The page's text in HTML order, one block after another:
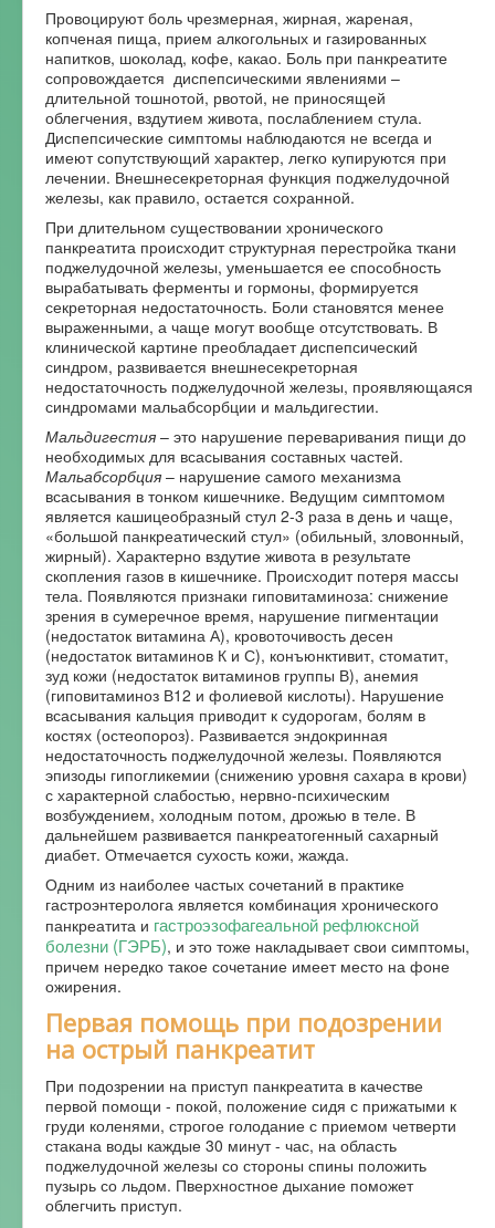
Провоцируют боль чрезмерная, жирная, жареная,
копченая пища, прием алкогольных и газированных
напитков, шоколад, кофе, какао. Боль при панкреатите
сопровождается диспепсическими явлениями –
длительной тошнотой, рвотой, не приносящей
облегчения, вздутием живота, послаблением стула.
Диспепсические симптомы наблюдаются не всегда и
имеют сопутствующий характер, легко купируются при
лечении. Внешнесекреторная функция поджелудочной
железы, как правило, остается сохранной.
При длительном существовании хронического
панкреатита происходит структурная перестройка ткани
поджелудочной железы, уменьшается ее способность
вырабатывать ферменты и гормоны, формируется
секреторная недостаточность. Боли становятся менее
выраженными, а чаще могут вообще отсутствовать. В
клинической картине преобладает диспепсический
синдром, развивается внешнесекреторная
недостаточность поджелудочной железы, проявляющаяся
синдромами мальабсорбции и мальдигестии.
Мальдигестия – это нарушение переваривания пищи до
необходимых для всасывания составных частей.
Мальабсорбция – нарушение самого механизма
всасывания в тонком кишечнике. Ведущим симптомом
является кашицеобразный стул 2-3 раза в день и чаще,
«большой панкреатический стул» (обильный, зловонный,
жирный). Характерно вздутие живота в результате
скопления газов в кишечнике. Происходит потеря массы
тела. Появляются признаки гиповитаминоза: снижение
зрения в сумеречное время, нарушение пигментации
(недостаток витамина А), кровоточивость десен
(недостаток витаминов К и С), конъюнктивит, стоматит,
зуд кожи (недостаток витаминов группы В), анемия
(гиповитаминоз В12 и фолиевой кислоты). Нарушение
всасывания кальция приводит к судорогам, болям в
костях (остеопороз). Развивается эндокринная
недостаточность поджелудочной железы. Появляются
эпизоды гипогликемии (снижению уровня сахара в крови)
с характерной слабостью, нервно-психическим
возбуждением, холодным потом, дрожью в теле. В
дальнейшем развивается панкреатогенный сахарный
диабет. Отмечается сухость кожи, жажда.
Одним из наиболее частых сочетаний в практике
гастроэнтеролога является комбинация хронического
панкреатита и гастроэзофагеальной рефлюксной
болезни (ГЭРБ), и это тоже накладывает свои симптомы,
причем нередко такое сочетание имеет место на фоне
ожирения.
Первая помощь при подозрении
на острый панкреатит
При подозрении на приступ панкреатита в качестве
первой помощи - покой, положение сидя с прижатыми к
груди коленями, строгое голодание с приемом четверти
стакана воды каждые 30 минут - час, на область
поджелудочной железы со стороны спины положить
пузырь со льдом. Пверхностное дыхание поможет
облегчить приступ.